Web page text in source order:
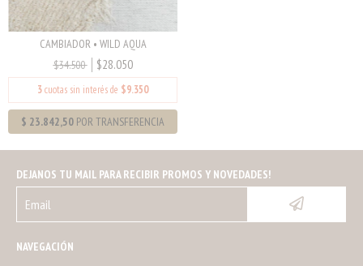
CAMBIADOR • WILD AQUA
$34.500
$28.050
3cuotas sin interés de $9.350
DEJANOS TU MAIL PARA RECIBIR PROMOS Y NOVEDADES!
NAVEGACIÓN